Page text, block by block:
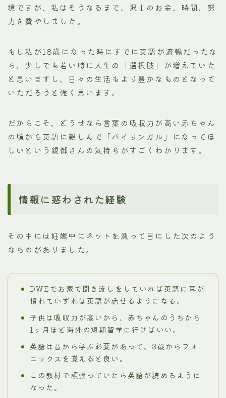
境ですが、私はそうなるまで、沢山のお金、時間、努
力を費やしました。
もし私が18歳になった時にすでに英語が流暢だったな
ら、少しでも若い時に人生の「選択肢」が増えていた
と思いますし、日々の生活もより豊かなものとなって
いただろうと強く思います。
だからこそ、どうせなら言葉の吸収力が高い赤ちゃん
の頃から英語に親しんで「バイリンガル」になってほ
しいという親御さんの気持ちがすごくわかります。
情報に惑わされた経験
その中には妊娠中にネットを漁って目にした次のよう
なものがありました。
DWEでお家で聞き流しをしていれば英語に耳が
慣れていずれは英語が話せるようになる。
子供は吸収力が高いから、赤ちゃんのうちから
1ヶ月ほど海外の短期留学に行けばいい。
英語は音から学ぶ必要があって、3歳からフォ
ニックスを覚えると良い。
この教材で頑張っていたら英語が読めるように
なった。